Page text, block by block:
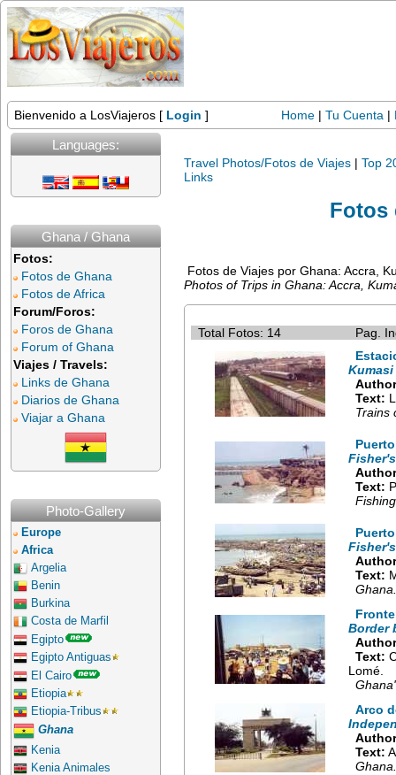
Bienvenido a LosViajeros [ Login ] Home| Tu Cuenta |
Languages:
Ghana / Ghana
Fotos:
Fotos de Ghana
Fotos de Africa
Forum/Foros:
Foros de Ghana
Forum of Ghana
Viajes / Travels:
Links de Ghana
Diarios de Ghana
Viajar a Ghana
Photo-Gallery
Europe
Africa
Argelia
Benin
Burkina
Costa de Marfil
Egipto
Egipto Antiguas
El Cairo
Etiopia
Etiopia-Tribus
Ghana
Kenia
Kenia Animales
Travel Photos/Fotos de Viajes | Top
Links
Fotos
Fotos de Viajes por Ghana: Accra,
Photos of Trips in Ghana: Accra,
Total Fotos: 14
Pag.
Text:
Trains
Text:
Text:
Ghana.
Border
Text:
Lomé.
Arco
Text:
Ghana.